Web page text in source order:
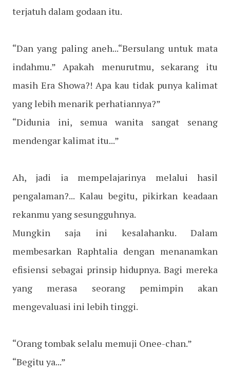
terjatuh dalam godaan itu.
“Dan yang paling aneh...“Bersulang untuk mata
indahmu.” Apakah menurutmu, sekarang itu
masih Era Showa?! Apa kau tidak punya kalimat
yang lebih menarik perhatiannya?”
“Didunia ini, semua wanita sangat senang
mendengar kalimat itu...”
Ah, jadi ia mempelajarinya melalui hasil
pengalaman?... Kalau begitu, pikirkan keadaan
rekanmu yang sesungguhnya.
Mungkin saja ini kesalahanku. Dalam
membesarkan Raphtalia dengan menanamkan
efisiensi sebagai prinsip hidupnya. Bagi mereka
yang merasa seorang pemimpin akan
mengevaluasi ini lebih tinggi.
“Orang tombak selalu memuji Onee-chan.”
“Begitu ya...”